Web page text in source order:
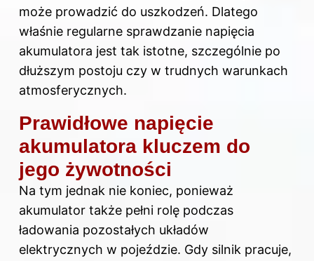
może prowadzić do uszkodzeń. Dlatego
właśnie regularne sprawdzanie napięcia
akumulatora jest tak istotne, szczególnie po
dłuższym postoju czy w trudnych warunkach
atmosferycznych.
Prawidłowe napięcie
akumulatora kluczem do
jego żywotności
Na tym jednak nie koniec, ponieważ
akumulator także pełni rolę podczas
ładowania pozostałych układów
elektrycznych w pojeździe. Gdy silnik pracuje,